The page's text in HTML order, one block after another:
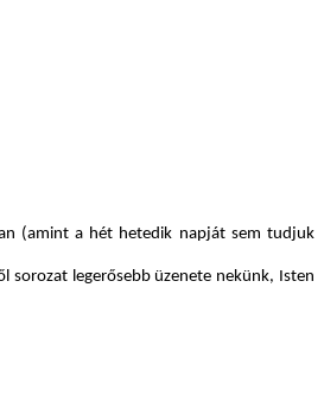
(amint a hét hetedik napját sem tudjuk
sorozat legerősebb üzenete nekünk, Isten